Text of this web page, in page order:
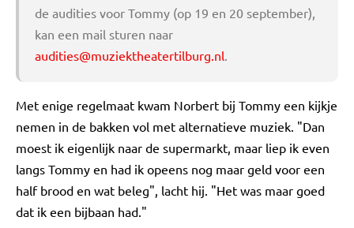
de audities voor Tommy (op 19 en 20 september),
kan een mail sturen naar
audities@muziektheatertilburg.nl.
Met enige regelmaat kwam Norbert bij Tommy een kijkje
nemen in de bakken vol met alternatieve muziek. "Dan
moest ik eigenlijk naar de supermarkt, maar liep ik even
langs Tommy en had ik opeens nog maar geld voor een
half brood en wat beleg", lacht hij. "Het was maar goed
dat ik een bijbaan had."